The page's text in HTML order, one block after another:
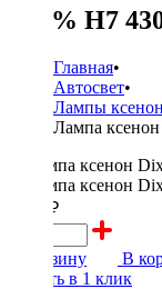
+30% H7
Главная•
Автосвет•
Лампы
Лампа
1000 ₽
В корзину
В
Купить в 1 клик